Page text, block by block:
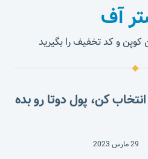
آف
کوپن و کد تخفیف را بگیرید
کن، پول دوتا رو بده
29 مارس 2023